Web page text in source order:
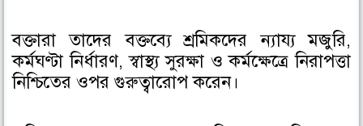
বক্তারা তাদের বক্তব্যে শ্রমিকদের ন্যায্য মজুরি,
কর্মঘণ্টা নির্ধারণ, স্বাস্থ্য সুরক্ষা ও কর্মক্ষেত্রে নিরাপত্তা
নিশ্চিতের ওপর গুরুত্বারোপ করেন।